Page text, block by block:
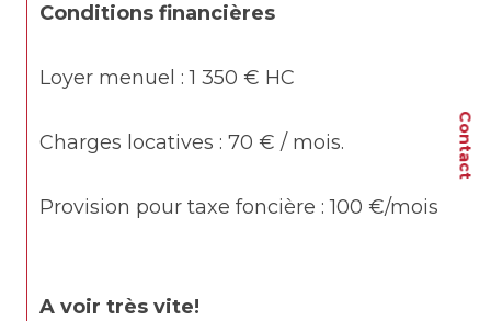
Contact
Conditions financières
Loyer menuel : 1 350 € HC
Charges locatives : 70 € / mois.
Provision pour taxe foncière : 100 €/mois
A voir très vite!